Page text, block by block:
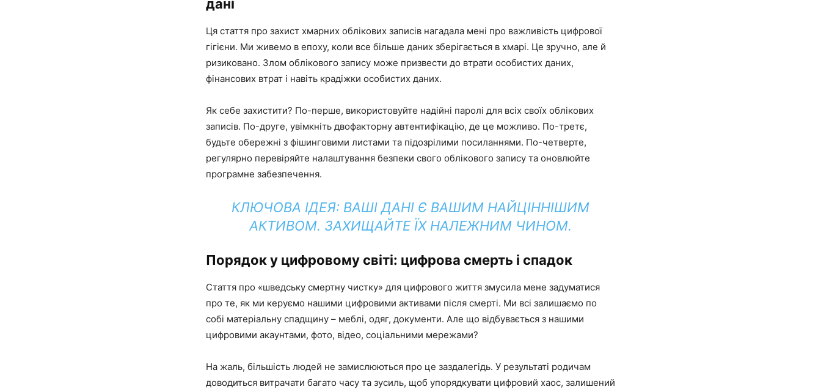
дані
Ця стаття про захист хмарних облікових записів нагадала мені про важливість цифрової
гігієни. Ми живемо в епоху, коли все більше даних зберігається в хмарі. Це зручно, але й
ризиковано. Злом облікового запису може призвести до втрати особистих даних,
фінансових втрат і навіть крадіжки особистих даних.
Як себе захистити? По-перше, використовуйте надійні паролі для всіх своїх облікових
записів. По-друге, увімкніть двофакторну автентифікацію, де це можливо. По-третє,
будьте обережні з фішинговими листами та підозрілими посиланнями. По-четверте,
регулярно перевіряйте налаштування безпеки свого облікового запису та оновлюйте
програмне забезпечення.
КЛЮЧОВА ІДЕЯ: ВАШІ ДАНІ Є ВАШИМ НАЙЦІННІШИМ
АКТИВОМ. ЗАХИЩАЙТЕ ЇХ НАЛЕЖНИМ ЧИНОМ.
Порядок у цифровому світі: цифрова смерть і спадок
Стаття про «шведську смертну чистку» для цифрового життя змусила мене задуматися
про те, як ми керуємо нашими цифровими активами після смерті. Ми всі залишаємо по
собі матеріальну спадщину – меблі, одяг, документи. Але що відбувається з нашими
цифровими акаунтами, фото, відео, соціальними мережами?
На жаль, більшість людей не замислюються про це заздалегідь. У результаті родичам
доводиться витрачати багато часу та зусиль, щоб упорядкувати цифровий хаос, залишений